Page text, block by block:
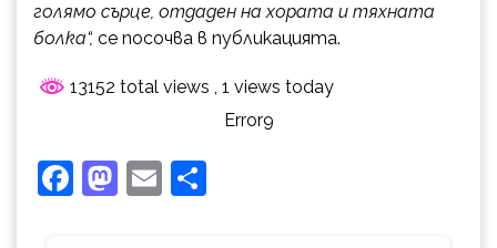
голямо сърце, отдаден на хората и тяхната
болka“, се посочва в публикацията.
13152 total views , 1 views today
Error9
Facebook
Mastodon
Email